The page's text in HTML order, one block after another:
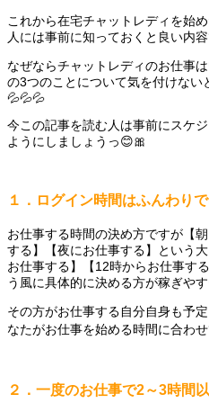
これから在宅チャットレディを始
人には事前に知っておくと良い内
なぜならチャットレディのお仕事
の3つのことについて気を付けない
💦💦💦
今この記事を読む人は事前にスケ
ようにしましょうっ😊🎀
１．ログイン時間はふんわり
お仕事する時間の決め方ですが【
する】【夜にお仕事する】という
お仕事する】【12時からお仕事す
う風に具体的に決める方が稼ぎや
その方がお仕事する自分自身も予
なたがお仕事を始める時間に合わ
２．一度のお仕事で2～3時間